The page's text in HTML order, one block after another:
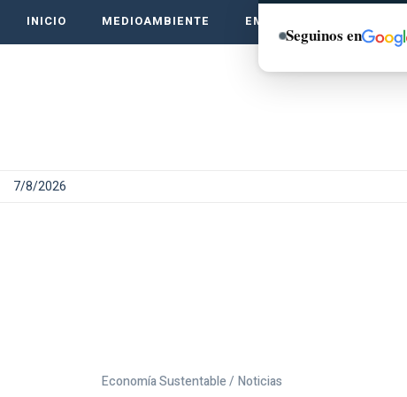
INICIO MEDIOAMBIENTE EMPRENDE VERDE
7/8/2026
Economía Sustentable / Noticias
Seguinos en